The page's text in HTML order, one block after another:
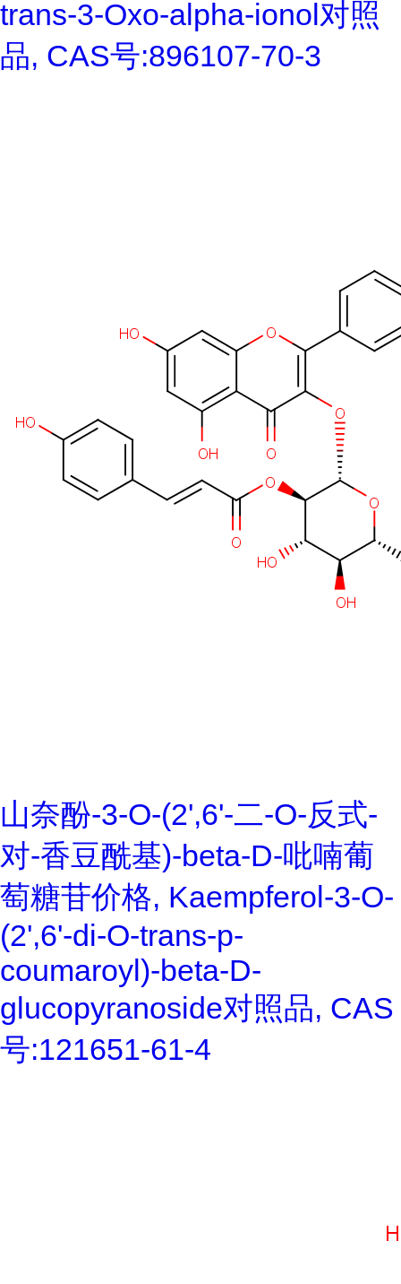
trans-3-Oxo-alpha-ionol对照
品, CAS号:896107-70-3
山奈酚-3-O-(2',6'-二-O-反式-
对-香豆酰基)-beta-D-吡喃葡
萄糖苷价格, Kaempferol-3-O-
(2',6'-di-O-trans-p-
coumaroyl)-beta-D-
glucopyranoside对照品, CAS
号:121651-61-4